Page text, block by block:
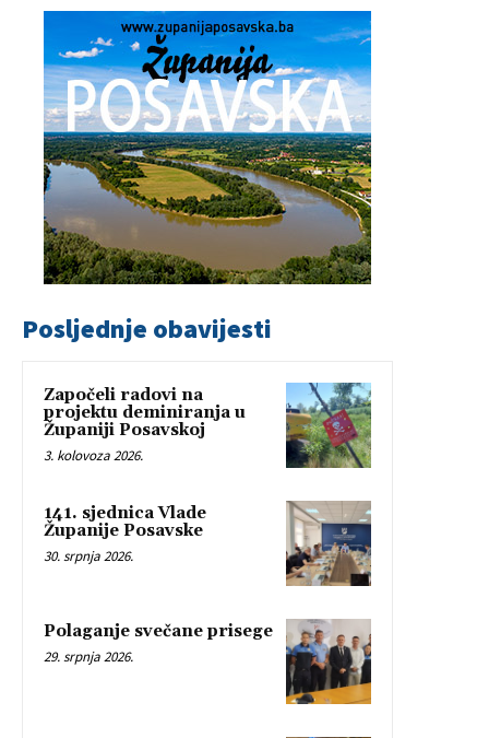
Posljednje obavijesti
Započeli radovi na
projektu deminiranja u
Županiji Posavskoj
3. kolovoza 2026.
141. sjednica Vlade
Županije Posavske
30. srpnja 2026.
Polaganje svečane prisege
29. srpnja 2026.